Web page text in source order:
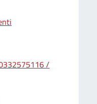
/